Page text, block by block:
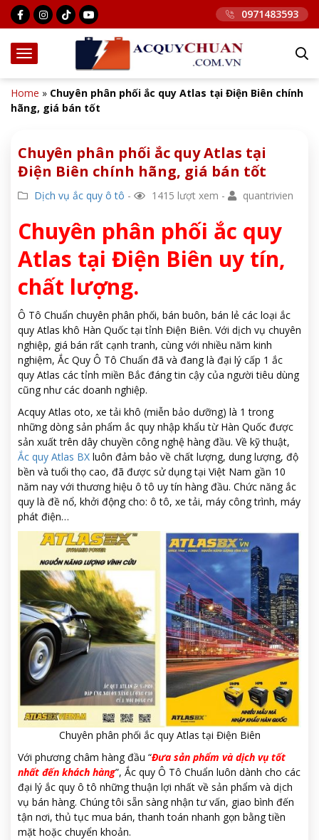
0971483593
Home » Chuyên phân phối ắc quy Atlas tại Điện Biên chính
hãng, giá bán tốt
Chuyên phân phối ắc quy Atlas tại
Điện Biên chính hãng, giá bán tốt
Dịch vụ ắc quy ô tô - 1415 lượt xem - quantrivien
Chuyên phân phối ắc quy
Atlas tại Điện Biên uy tín,
chất lượng.
Ô Tô Chuẩn chuyên phân phối, bán buôn, bán lẻ các loại ắc
quy Atlas khô Hàn Quốc tại tỉnh Điện Biên. Với dịch vụ chuyên
nghiệp, giá bán rất cạnh tranh, cùng với nhiều năm kinh
nghiệm, Ắc Quy Ô Tô Chuẩn đã và đang là đại lý cấp 1 ắc
quy Atlas các tỉnh miền Bắc đáng tin cậy của người tiêu dùng
cũng như các doanh nghiệp.
Acquy Atlas oto, xe tải khô (miễn bảo dưỡng) là 1 trong
những dòng sản phẩm ắc quy nhập khẩu từ Hàn Quốc được
sản xuất trên dây chuyền công nghệ hàng đầu. Về kỹ thuật,
Ắc quy Atlas BX luôn đảm bảo về chất lượng, dung lượng, độ
bền và tuổi thọ cao, đã được sử dụng tại Việt Nam gần 10
năm nay với thương hiệu ô tô uy tín hàng đầu. Chức năng ắc
quy là đề nổ, khởi động cho: ô tô, xe tải, máy công trình, máy
phát điện…
Chuyên phân phối ắc quy Atlas tại Điện Biên
Với phương châm hàng đầu “Đưa sản phẩm và dịch vụ tốt
nhất đến khách hàng”, Ắc quy Ô Tô Chuẩn luôn dành cho các
đại lý ắc quy ô tô những thuận lợi nhất về sản phẩm và dịch
vụ bán hàng. Chúng tôi sẵn sàng nhận tư vấn, giao bình đến
tận nơi, thủ tục mua bán, thanh toán nhanh gọn bằng tiền
mặt hoặc chuyển khoản.